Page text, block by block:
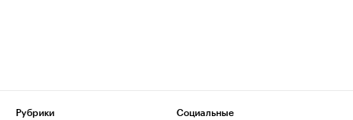
Рубрики
Социальные